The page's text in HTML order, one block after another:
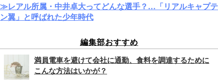
≫レアル所属・中井卓大ってどんな選手？…「リアルキャプテ
ン翼」と呼ばれた少年時代
編集部おすすめ
満員電車を避けて会社に通勤、食料を調達するために
こんな方法はいかが？